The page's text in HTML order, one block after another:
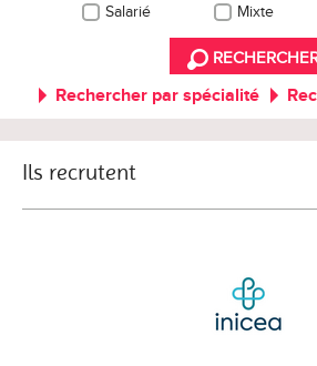
Salarié Mixte
Rechercher par spécialité
Ils recrutent